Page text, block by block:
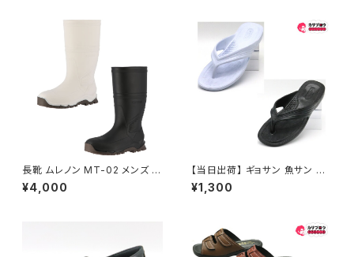
長靴 ムレノン MT-02 メンズ 軽
量 作業 農業 雨具 PVC 防水 ガ
ーデニング 弘進ゴム ワークブー
¥4,000
【当日出荷】 ギョサン 魚サン メ
ンズ ビーチサンダル ゴム草履
日本製 メンズ 鼻緒 パール MA-
ーデ 夏祭り お祭り おすすめ オ
シャレ
¥1,300